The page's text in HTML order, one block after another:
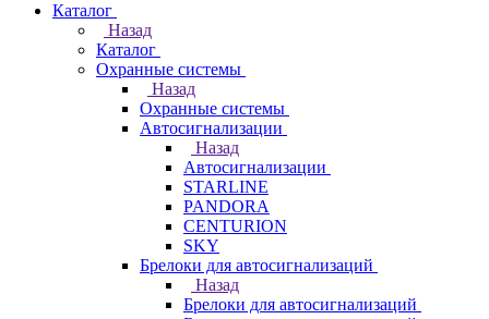
Каталог
Назад
Каталог
Охранные системы
Назад
Охранные системы
Автосигнализации
Назад
Автосигнализации
STARLINE
PANDORA
CENTURION
SKY
Брелоки для автосигнализаций
Назад
Брелоки для автосигнализаций